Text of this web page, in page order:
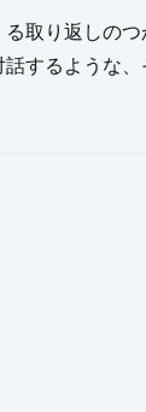
取り返しの
するような